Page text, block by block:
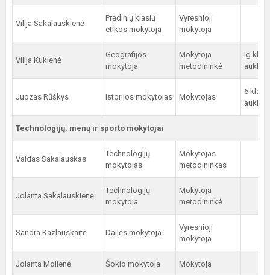
Vilija Sakalauskienė
Pradinių klasių
etikos mokytoja
Vyresnioji
mokytoja
Vilija Kukienė
Geografijos
mokytoja
Mokytoja
metodininkė
Ig
Juozas Rūškys Istorijos mokytojas Mokytojas
6
Technologijų, menų ir sporto mokytojai
Vaidas Sakalauskas
Technologijų
mokytojas
Mokytojas
metodininkas
Jolanta Sakalauskienė
Technologijų
mokytoja
Mokytoja
metodininkė
Sandra Kazlauskaitė Dailės mokytoja
Vyresnioji
mokytoja
Jolanta Molienė Šokio mokytoja Mokytoja